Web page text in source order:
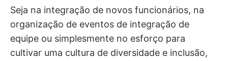
Seja na integração de novos funcionários, na
organização de eventos de integração de
equipe ou simplesmente no esforço para
cultivar uma cultura de diversidade e inclusão,